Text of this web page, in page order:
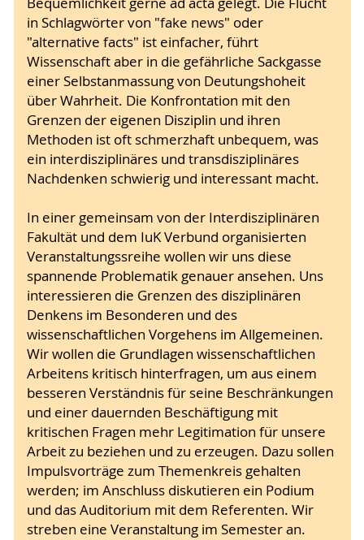
in Schlagwörter von "fake news" oder
"alternative facts" ist einfacher, führt
Wissenschaft aber in die gefährliche Sackgasse
einer Selbstanmassung von Deutungshoheit
über Wahrheit. Die Konfrontation mit den
Grenzen der eigenen Disziplin und ihren
Methoden ist oft schmerzhaft unbequem, was
ein interdisziplinäres und transdisziplinäres
Nachdenken schwierig und interessant macht.
In einer gemeinsam von der Interdisziplinären
Fakultät und dem IuK Verbund organisierten
Veranstaltungssreihe wollen wir uns diese
spannende Problematik genauer ansehen. Uns
interessieren die Grenzen des disziplinären
Denkens im Besonderen und des
wissenschaftlichen Vorgehens im Allgemeinen.
Wir wollen die Grundlagen wissenschaftlichen
Arbeitens kritisch hinterfragen, um aus einem
besseren Verständnis für seine Beschränkungen
und einer dauernden Beschäftigung mit
kritischen Fragen mehr Legitimation für unsere
Arbeit zu beziehen und zu erzeugen. Dazu sollen
Impulsvorträge zum Themenkreis gehalten
werden; im Anschluss diskutieren ein Podium
und das Auditorium mit dem Referenten. Wir
streben eine Veranstaltung im Semester an.